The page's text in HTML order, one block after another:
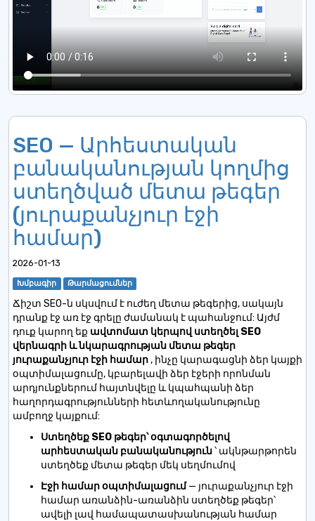
SEO — Արհեստական ​​
բանականության կողմից
ստեղծված մետա թեգեր
(յուրաքանչյուր էջի
համար)
2026-01-13
Խմբագիր Թարմացումներ
Ճիշտ SEO-ն սկսվում է ուժեղ մետա թեգերից, սակայն
դրանք էջ առ էջ գրելը ժամանակ է պահանջում: Այժմ
դուք կարող եք ավտոմատ կերպով ստեղծել SEO
վերնագրի և նկարագրության մետա թեգեր
յուրաքանչյուր էջի համար, ինչը կարագացնի ձեր կայքի
օպտիմալացումը, կբարելավի ձեր էջերի որոնման
արդյունքներում հայտնվելը և կպահպանի ձեր
հաղորդագրությունների հետևողականությունը
ամբողջ կայքում:
Ստեղծեք SEO թեգեր՝ օգտագործելով
արհեստական ​​բանականություն՝ ակնթարթորեն
ստեղծեք մետա թեգեր մեկ սեղմումով
Էջի համար օպտիմալացում — յուրաքանչյուր էջի
համար առանձին-առանձին ստեղծեք թեգեր՝
ավելի լավ համապատասխանության համար